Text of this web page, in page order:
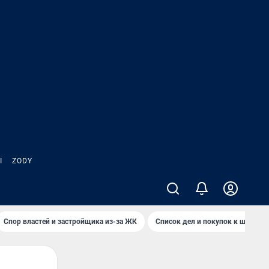
ZODY
Спор властей и застройщика из-за ЖК Список дел и покупок к школе